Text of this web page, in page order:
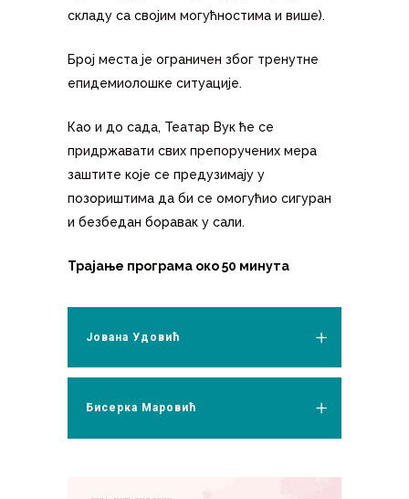
складу са својим могућностима и више).
Број места је ограничен због тренутне
епидемиолошке ситуације.
Као и до сада, Театар Вук ће се
придржавати свих препоручених мера
заштите које се предузимају у
позориштима да би се омогућио сигуран
и безбедан боравак у сали.
Трајање програма око 50 минута
Јована Удовић
Бисерка Маровић